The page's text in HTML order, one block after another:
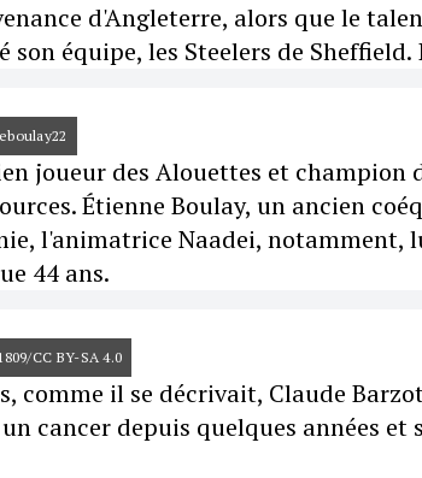
d'Angleterre, alors que le
son équipe, les Steelers de
joueur des Alouettes et champion
Étienne Boulay, un ancien
l'animatrice Naadei, notamment,
44 ans.
CC BY-SA 4.0
comme il se décrivait, Claude
cancer depuis quelques années et